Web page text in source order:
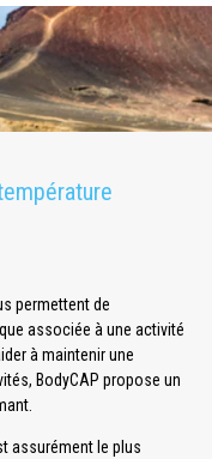
permettent de
associée à une activité
à maintenir une
BodyCAP propose un
assurément le plus